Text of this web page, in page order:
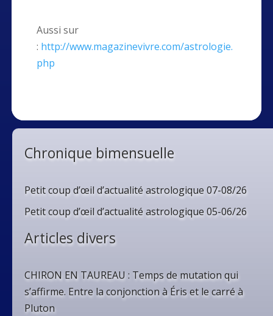
Aussi sur
: http://www.magazinevivre.com/astrologie.
php
Chronique bimensuelle
Petit coup d’œil d’actualité astrologique 07-08/26
Petit coup d’œil d’actualité astrologique 05-06/26
Articles divers
CHIRON EN TAUREAU : Temps de mutation qui
s’affirme. Entre la conjonction à Éris et le carré à
Pluton